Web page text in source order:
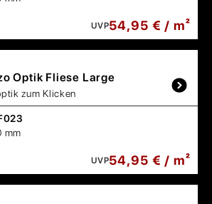
UVP54,95 € / m²
Optik Fliese Large
zum Klicken
mm
UVP54,95 € / m²